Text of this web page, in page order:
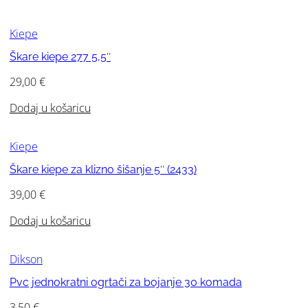
Kiepe
Škare kiepe 277 5,5″
29,00€
Dodaj u košaricu
Kiepe
Škare kiepe za klizno šišanje 5″ (2433)
39,00€
Dodaj u košaricu
Dikson
Pvc jednokratni ogrtači za bojanje 30 komada